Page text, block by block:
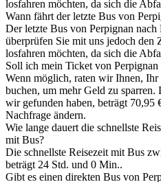
losfahren möchten, da sich die
Wann fährt der letzte Bus von
Der letzte Bus von Perpignan
überprüfen Sie mit uns jedoch den
losfahren möchten, da sich die
Soll ich mein Ticket von
Wenn möglich, raten wir Ihnen,
buchen, um mehr Geld zu sparren.
wir gefunden haben, beträgt 70,95
Nachfrage ändern.
Wie lange dauert die schnellste
mit Bus?
Die schnellste Reisezeit mit Bus
beträgt 24 Std. und 0 Min..
Gibt es einen direkten Bus von